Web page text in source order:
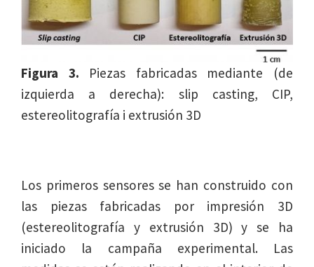
Figura 3. Piezas fabricadas mediante (de
izquierda a derecha): slip casting, CIP,
estereolitografía i extrusión 3D
Los primeros sensores se han construido con
las piezas fabricadas por impresión 3D
(estereolitografía y extrusión 3D) y se ha
iniciado la campaña experimental. Las